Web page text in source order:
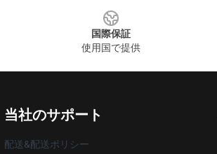
国際保証
使用国で提供
当社のサポート
配送&配送ポリシー